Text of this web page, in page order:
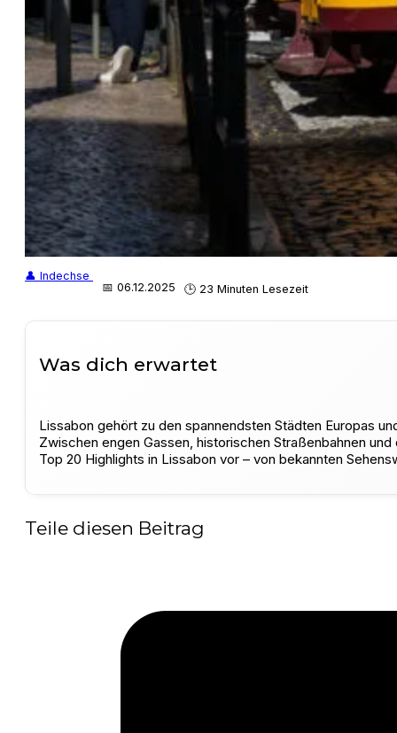
👤 Indechse
📅 06.12.2025
🕒 23 Minuten Lesezeit
Was dich erwartet
Lissabon gehört zu den spannendsten Städten Europas
Zwischen engen Gassen, historischen Straßenbahnen
Top 20 Highlights in Lissabon vor – von bekannten
Teile diesen Beitrag